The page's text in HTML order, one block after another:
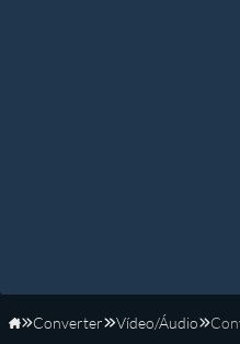
Início
Converter Vídeo/Áudio